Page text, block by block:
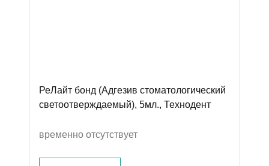
РеЛайт бонд (Адгезив стоматологический
светоотверждаемый), 5мл., Технодент
временно отсутствует